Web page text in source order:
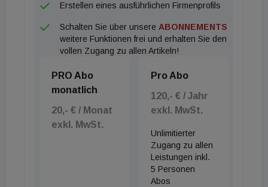
Erstellen eines ausführlichen Firmenprofils
Schalten Sie über unsere ABONNEMENTS
weitere Funktionen frei und erhalten Sie den
vollen Zugang zu allen Artikeln!
PRO Abo
monatlich
20,- € / Monat
exkl. MwSt.
Pro Abo
120,- € / Jahr
exkl. MwSt.
Unlimitierter
Zugang zu allen
Leistungen inkl.
5 Personen
Abos